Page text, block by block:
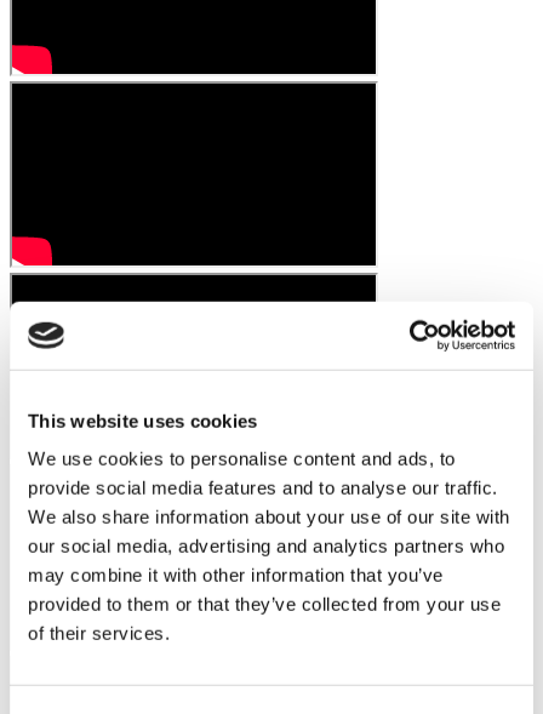
This website uses cookies
We use cookies to personalise content and ads, to
provide social media features and to analyse our traffic.
We also share information about your use of our site with
our social media, advertising and analytics partners who
may combine it with other information that you’ve
provided to them or that they’ve collected from your use
of their services.